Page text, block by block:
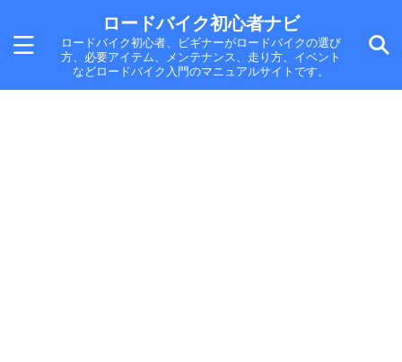
ロードバイク初心者ナビ
ロードバイク初心者、ビギナーがロードバイクの選び
方、必要アイテム、メンテナンス、走り方、イベント
などロードバイク入門のマニュアルサイトです。